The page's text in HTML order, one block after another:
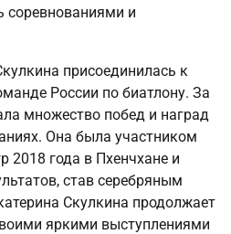
соревнованиями и
присоединилась к
России по биатлону. За
множество побед и наград
Она была участником
2018 года в Пхенчхане и
став серебряным
Скулкина продолжает
яркими выступлениями